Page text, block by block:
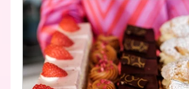
NYEREMÉNYJÁTÉK NUTELLA
Formatorta Anyák Napja